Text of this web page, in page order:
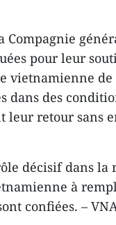
Compagnie
pour leur
vietnamienne de
dans des
leur retour sans
décisif dans la
à
confiées. –